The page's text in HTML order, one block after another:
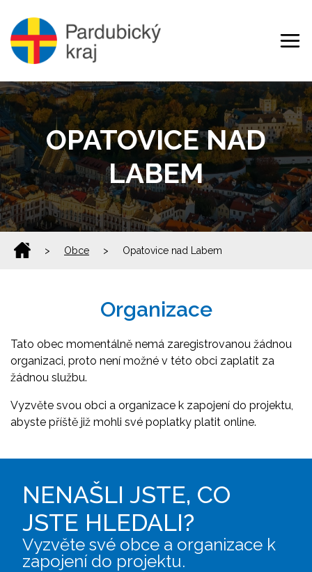
OPATOVICE NAD
LABEM
> Obce > Opatovice nad Labem
Organizace
Tato obec momentálně nemá zaregistrovanou žádnou
organizaci, proto není možné v této obci zaplatit za
žádnou službu.
Vyzvěte svou obci a organizace k zapojení do projektu,
abyste příště již mohli své poplatky platit online.
NENAŠLI JSTE, CO
JSTE HLEDALI?
Vyzvěte své obce a organizace k
zapojení do projektu.